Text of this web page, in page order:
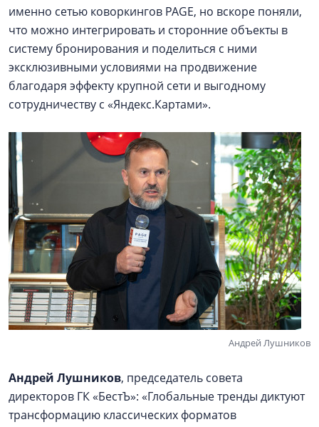
именно сетью коворкингов PAGE, но вскоре поняли,
что можно интегрировать и сторонние объекты в
систему бронирования и поделиться с ними
эксклюзивными условиями на продвижение
благодаря эффекту крупной сети и выгодному
сотрудничеству с «Яндекс.Картами».
Андрей Лушников
Андрей Лушников, председатель совета
директоров ГК «БестЪ»: «Глобальные тренды диктуют
трансформацию классических форматов